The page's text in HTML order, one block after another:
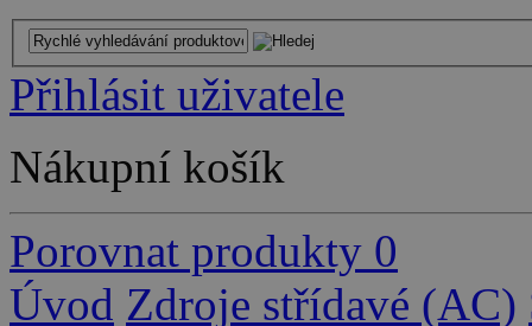
Přihlásit uživatele
Nákupní košík
Porovnat produkty 0
Úvod Zdroje střídavé (AC)